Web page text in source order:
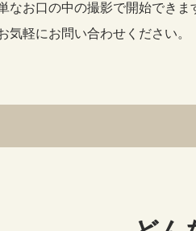
ンド
小児歯科
なお口の中の撮影で開始できま
気軽にお問い合わせください。